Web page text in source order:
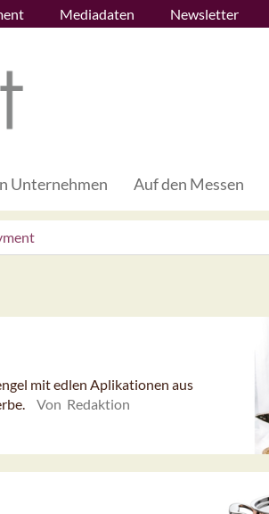
Mediadaten Newsletter
Unternehmen Auf den Messen
mit edlen Aplikationen aus
Von Redaktion